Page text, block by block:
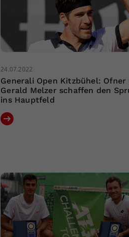
24.07.2022
Generali Open Kitzbühel: Ofner
Gerald Melzer schaffen den
ins Hauptfeld